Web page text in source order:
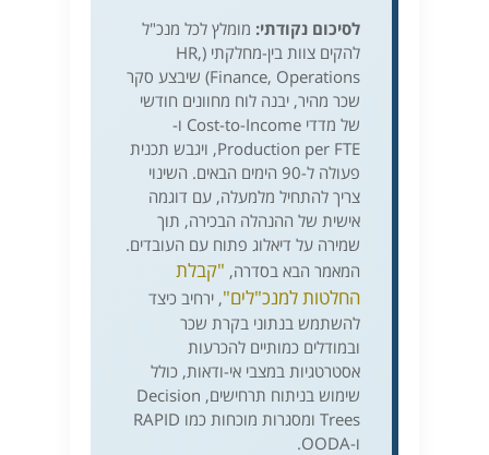
לסיכום נקודתי: מומלץ לכל מנכ"ל
להקים צוות בין-מחלקתי (HR,
Finance, Operations) שיבצע סקר
שכר מהיר, יבנה לוח מחוונים חודשי
של מדדי Cost-to-Income ו-
Production per FTE, ויגבש תכנית
פעולה ל-90 הימים הבאים. השינוי
צריך להתחיל מלמעלה, עם דוגמה
אישית של ההנהלה הבכירה, תוך
שמירה על דיאלוג פתוח עם העובדים.
המאמר הבא בסדרה, "קבלת
החלטות למנכ"לים", ירחיב כיצד
להשתמש בנתוני בקרת שכר
ובמודלים כמותיים להכרעות
אסטרטגיות במצבי אי-ודאות, כולל
שימוש בניתוח תרחישים, Decision
Trees ומסגרות מוכחות כמו RAPID
ו-OODA.